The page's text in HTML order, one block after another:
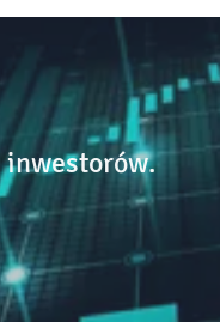
inwestorów.